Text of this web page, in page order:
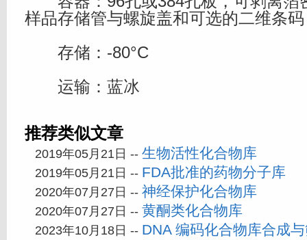
样品存储管与螺旋盖和可选的二维条码
存储：-80°C
运输：蓝冰
推荐类似文章
2019年05月21日 -- 生物活性化合物库
2019年05月21日 -- FDA批准的药物分子库
2020年07月27日 -- 神经保护化合物库
2020年07月27日 -- 黄酮类化合物库
2023年10月18日 -- DNA 编码化合物库合成